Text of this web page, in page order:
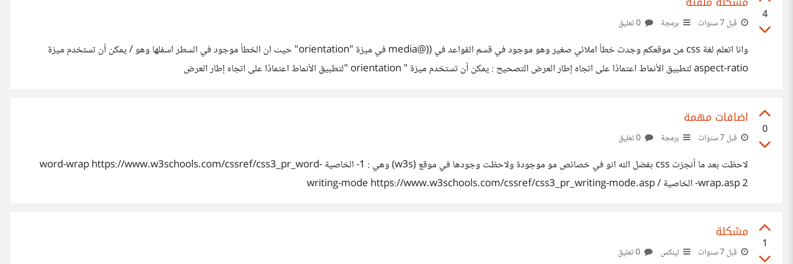
4
قبل 7 سنوات برمجة
وانا اتعلم لغة css من موقعكم وجدت خطأ املائي صغير وهو موجود في قسم القواعد في ((@media في ميزة "orientation" حيث ان الخطأ موجود في السطر اسفلها وهو / يمكن أن تستخدم ميزة
aspect-ratio لتطبيق الأنماط اعتمادًا على اتجاه إطار العرض التصحيح : يمكن أن تستخدم ميزة " orientation "لتطبيق الأنماط اعتمادًا على اتجاه إطار العرض
0
اضافات مهمة
قبل 7 سنوات برمجة
لاحظت بعد ما أنجزت css بفضل الله انو في خصائص مو موجودة ولاحظت وجودها في موقع (w3s) وهي : 1- الخاصية word-wrap https://www.w3schools.com/cssref/css3_pr_word-
wrap.asp 2- الخاصية / writing-mode https://www.w3schools.com/cssref/css3_pr_writing-mode.asp
1
مشكلة
قبل 7 سنوات لينكس